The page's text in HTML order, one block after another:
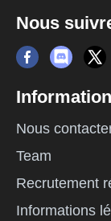
Nous
Nous
Team
Recrutement
Informations